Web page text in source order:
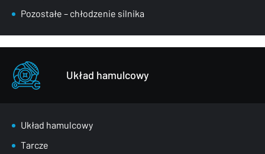
Pozostałe – chłodzenie silnika
Układ hamulcowy
Układ hamulcowy
Tarcze